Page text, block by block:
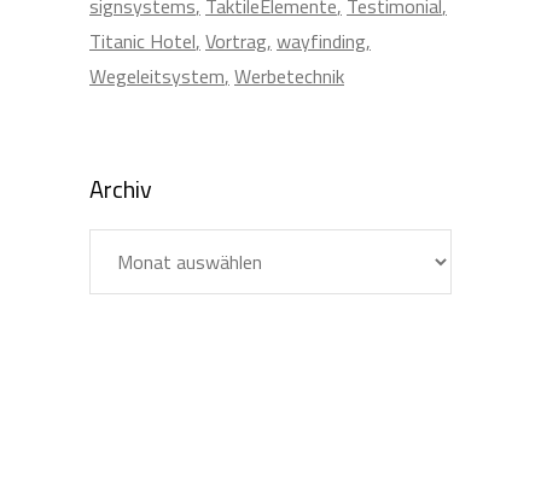
signsystems TaktileElemente Testimonial
Titanic Hotel Vortrag wayfinding
Wegeleitsystem Werbetechnik
Archiv